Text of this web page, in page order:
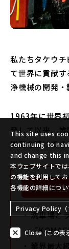
私たちタケウ
て世界に貢献
浄機械の開発・
1963年に世界
発して以来、業
開発を続けて
弊社の
洗車場と
「
業界最大
This site uses
continuing to
and change this
本ウェブサイトで
の機能を利用してお
各機能の詳細につ
Privacy Policy（
Close (この表